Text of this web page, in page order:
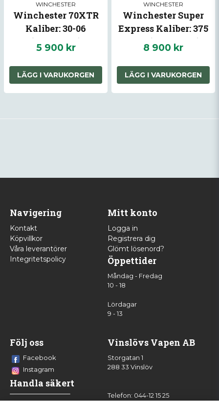
WINCHESTER
Winchester 70XTR
Kaliber: 30-06
(Begagnad)
5 900 kr
LÄGG I VARUKORGEN
WINCHESTER
Winchester Super
Express Kaliber: 375
H&H (Begagnad)
8 900 kr
LÄGG I VARUKORGEN
Navigering
Kontakt
Köpvillkor
Våra leverantörer
Integritetspolicy
Mitt konto
Logga in
Registrera dig
Glömt lösenord?
Öppettider
Måndag - Fredag
10 - 18
Lördagar
9 - 13
Följ oss
Facebook
Instagram
Handla säkert
Vinslövs Vapen AB
Storgatan 1
288 33 Vinslöv
Telefon: 044-12 15 25